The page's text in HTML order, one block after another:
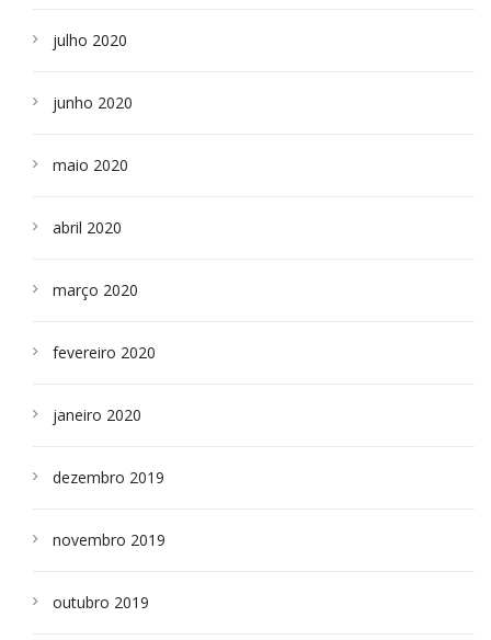
julho 2020
junho 2020
maio 2020
abril 2020
março 2020
fevereiro 2020
janeiro 2020
dezembro 2019
novembro 2019
outubro 2019